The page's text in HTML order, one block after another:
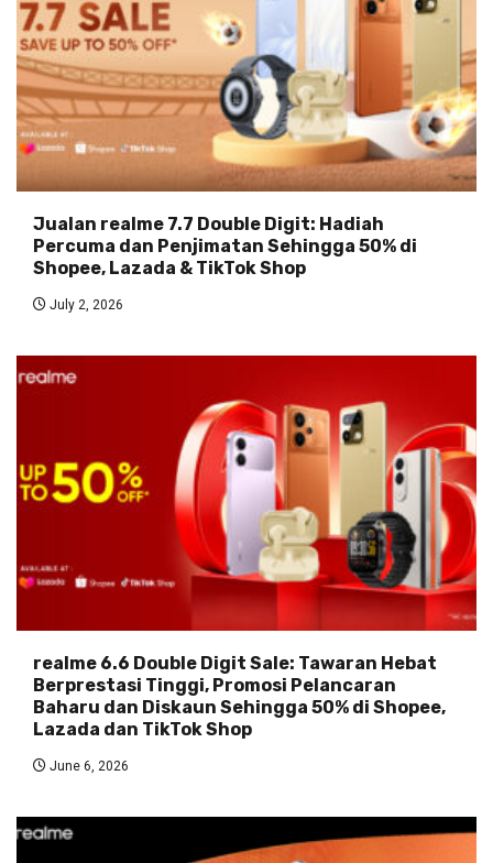
Jualan realme 7.7 Double Digit: Hadiah
Percuma dan Penjimatan Sehingga 50% di
Shopee, Lazada & TikTok Shop
July 2, 2026
realme 6.6 Double Digit Sale: Tawaran Hebat
Berprestasi Tinggi, Promosi Pelancaran
Baharu dan Diskaun Sehingga 50% di Shopee,
Lazada dan TikTok Shop
June 6, 2026